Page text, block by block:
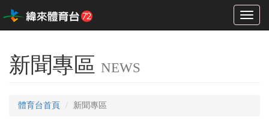
Toggle
新聞專區 NEWS
體育台首頁 新聞專區